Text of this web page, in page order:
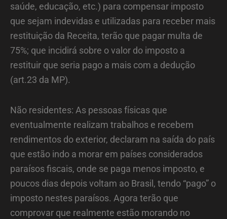
saúde, educação, etc.) para compensar imposto
que sejam indevidas e utilizadas para receber mais
restituição da Receita, terão que pagar multa de
75%; que incidirá sobre o valor do imposto a
restituir que seria pago a mais com a dedução
(art.23 da MP).
Não residentes: As pessoas físicas que
eventualmente realizam trabalhos e recebem
rendimentos do exterior, declaram na saída do país
que estão indo a morar em países considerados
paraísos fiscais, onde se paga menos imposto, e
poucos dias depois voltam ao Brasil, tendo “pago” o
imposto nestes paraísos. Agora terão que
comprovar que realmente estão morando no